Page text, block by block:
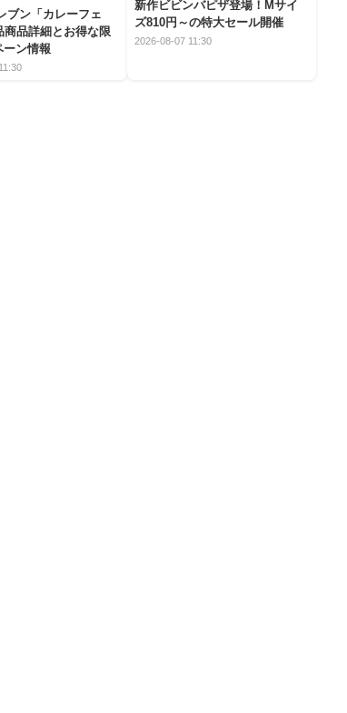
ブン「カレーフェ
商品詳細とお得な限
ーン情報
新作ビビンバピザ登場！Mサイ
ズ810円～の特大セール開催
2026-08-07 11:30